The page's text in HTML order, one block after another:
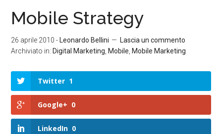
Mobile Strategy
26 aprile 2010 - Leonardo Bellini
Lascia un commento
Archiviato in: Digital Marketing Mobile Mobile Marketing
Twitter 1
Google+ 0
LinkedIn 0